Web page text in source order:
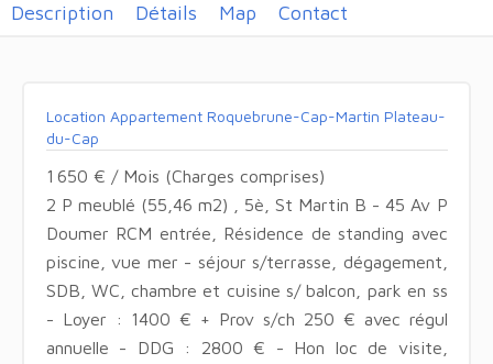
Description Détails Map Contact
Location Appartement Roquebrune-Cap-Martin Plateau-
du-Cap
1 650 € / Mois (Charges comprises)
2 P meublé (55,46 m2) , 5è, St Martin B - 45 Av P
Doumer RCM entrée, Résidence de standing avec
piscine, vue mer - séjour s/terrasse, dégagement,
SDB, WC, chambre et cuisine s/ balcon, park en ss
- Loyer : 1400 € + Prov s/ch 250 € avec régul
annuelle - DDG : 2800 € - Hon loc de visite,